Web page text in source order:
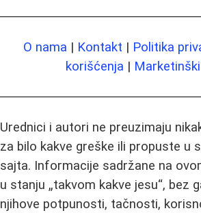
O nama | Kontakt | Politika
korišćenja |
Urednici i autori ne preuzimaju
za bilo kakve greške ili propuste u
sajta. Informacije sadržane na
u stanju „takvom kakve jesu“, bez
njihove potpunosti, tačnosti,